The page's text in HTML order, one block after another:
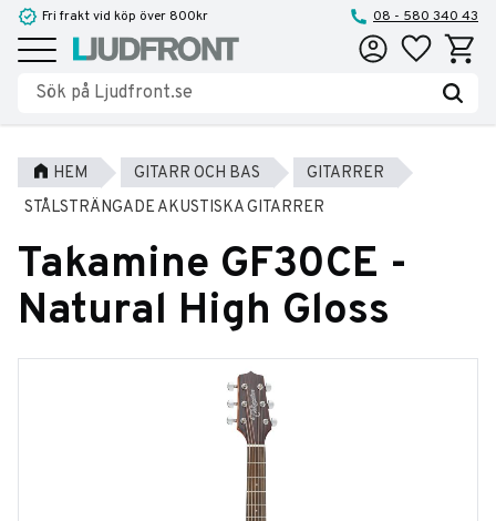
Meny
Fri frakt vid köp över 800kr 08 - 580 340 43
Favoriter
HEM GITARR OCH BAS
GITARRER
STÅLSTRÄNGADE AKUSTISKA GITARRER
Takamine GF30CE -
Natural High Gloss